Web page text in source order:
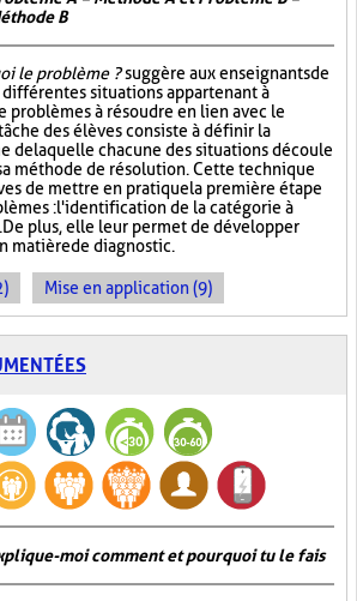
B
le problème ?suggère aux enseignants de
situations appartenant à
problèmes à résoudre en lien avec le
des élèves consiste à définir la
de laquelle chacune des situations découle
méthode de résolution. Cette technique
de mettre en pratique la première étape
: l'identification de la catégorie à
plus, elle leur permet de développer
matière de diagnostic.
Mise en application (9)
moi comment et pourquoi tu le fais